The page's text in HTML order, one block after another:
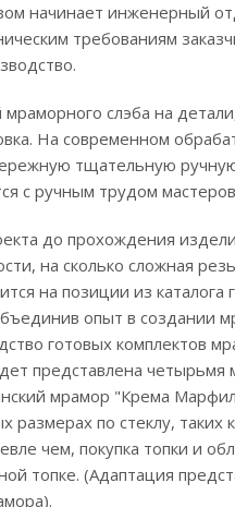
начинает инженерный
требованиям
слэба на
На современном
тщательную
с ручным трудом
до прохождения
на сколько сложная
на позиции из
опыт в создании
готовых комплектов
представлена
мрамор "Крема
размерах по стеклу,
чем, покупка топки и
топке. (Адаптация